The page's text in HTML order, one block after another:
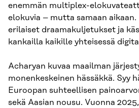
enemmän multiplex-
elokuvia – mutta samaan
erilaiset draamakuljetukset ja
kankailla kaikille yhteisessä
Acharyan kuvaa maailman
monenkeskeinen hässäkkä. Syy
Euroopan suhteellisen
sekä Aasian nousu. Vuonna